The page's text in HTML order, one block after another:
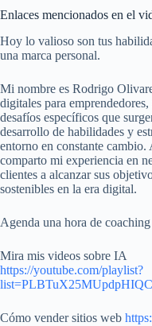
Enlaces mencionados en el
Hoy lo valioso son tus
una marca personal.
Mi nombre es Rodrigo
digitales para
desafíos específicos que
desarrollo de habilidades y
entorno en constante cambio.
comparto mi experiencia en
clientes a alcanzar sus
sostenibles en la era digital.
Agenda una hora de coaching
Mira mis videos sobre IA
https://youtube.com/playlist?
Cómo vender sitios web